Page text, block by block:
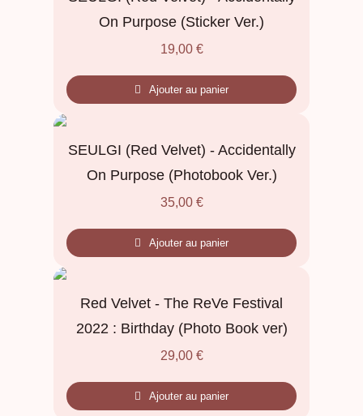
On Purpose (Sticker Ver.)
19,00 €
Ajouter au panier
SEULGI (Red Velvet) - Accidentally
On Purpose (Photobook Ver.)
35,00 €
Ajouter au panier
Red Velvet - The ReVe Festival
2022 : Birthday (Photo Book ver)
29,00 €
Ajouter au panier